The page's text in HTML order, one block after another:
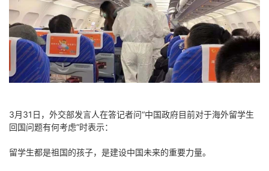
3月31日，外交部发言人在答记者问“中国政府目前对于海外留学生
回国问题有何考虑”时表示：
留学生都是祖国的孩子，是建设中国未来的重要力量。